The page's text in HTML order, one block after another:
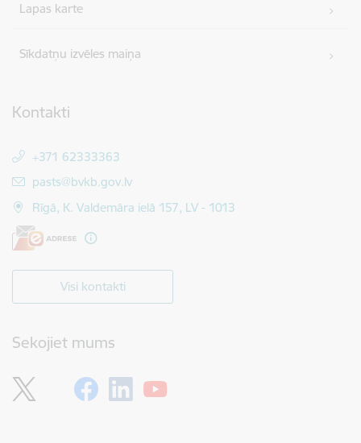
Lapas karte
Sīkdatņu izvēles maiņa
Kontakti
+371 62333363
E-pasts:
pasts@bvkb.gov.lv
Rīgā, K. Valdemāra ielā 157, LV - 1013
Visi kontakti
Sekojiet mums